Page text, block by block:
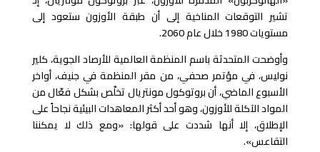
تشير التوقعات المناخية إلى أن طبقة الأوزون ستعود إلى
مستويات 1980 خلال عام 2060.
وأوضحت المتحدثة باسم المنظمة العالمية للأرصاد الجوية، كلير
نوليس، في مؤتمر صحفي، من مقر المنظمة في جنيف، أواخر
الأسبوع الماضي، أن بروتوكول مونتريال تخلّص بشكل فعّال من
المواد الآكلة للأوزون، وهو أحد أكثر المعاهدات البيئية نجاحاً على
الإطلاق، إلا أنها شددت على قولها: «ومع ذلك لا يمكننا
التقاعس».